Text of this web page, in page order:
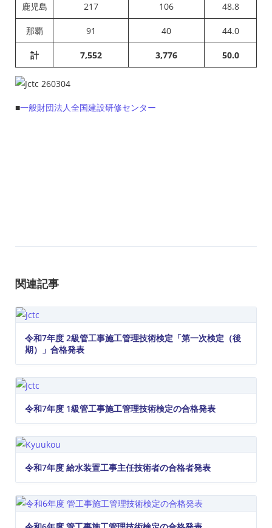
鹿児島 217 106 48.8
那覇 91 40 44.0
計 7,552 3,776 50.0
■一般財団法人全国建設研修センター
関連記事
令和7年度 2級管工事施工管理技術検定「第一次検定（後
期）」合格発表
令和7年度 1級管工事施工管理技術検定の合格発表
令和7年度 給水装置工事主任技術者の合格者発表